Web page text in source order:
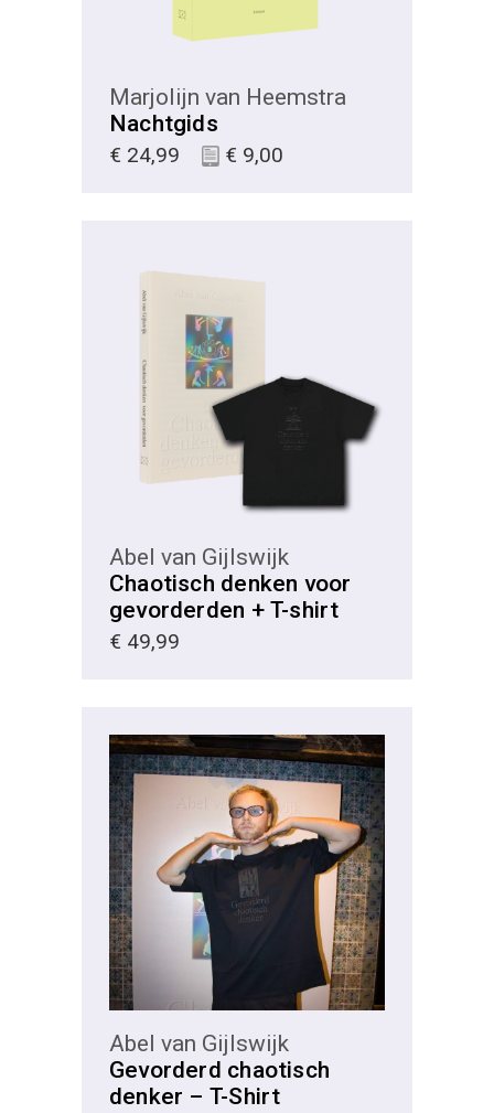
Marjolijn van Heemstra
Nachtgids
€ 24,99 € 9,00
KIES
Abel van Gijlswijk
Chaotisch denken voor
gevorderden + T-shirt
€ 49,99
KIES
Abel van Gijlswijk
Gevorderd chaotisch
denker – T-Shirt